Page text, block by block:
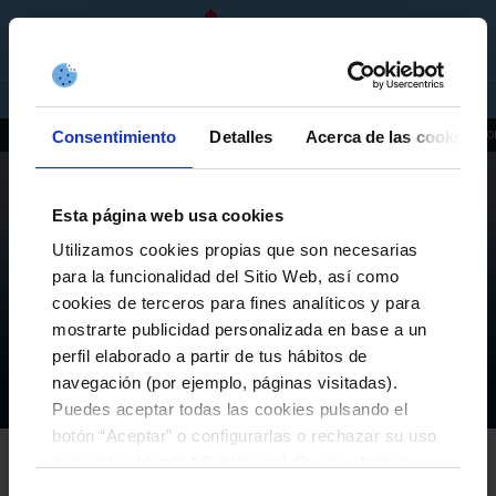
Consentimiento Detalles Acerca de las cookies
Esta página web usa cookies
Utilizamos cookies propias que son necesarias
para la funcionalidad del Sitio Web, así como
cookies de terceros para fines analíticos y para
mostrarte publicidad personalizada en base a un
perfil elaborado a partir de tus hábitos de
navegación (por ejemplo, páginas visitadas).
Puedes aceptar todas las cookies pulsando el
botón “Aceptar” o configurarlas o rechazar su uso
ACTUALIDAD INSTALACIONES HISTORIA PATROCINADORES IMAGEN
BASES LEGALES DEL CONCURSO «SORTEO
CELESTE FIN TEMPADA BY TORRE DE NÚÑEZ»
El Club Actualidad